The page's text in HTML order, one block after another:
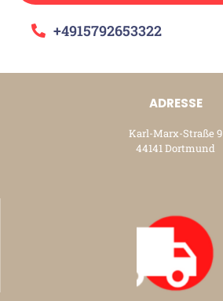
+4915792653322
ADRESSE
Karl-Marx-Straße 9
44141 Dortmund